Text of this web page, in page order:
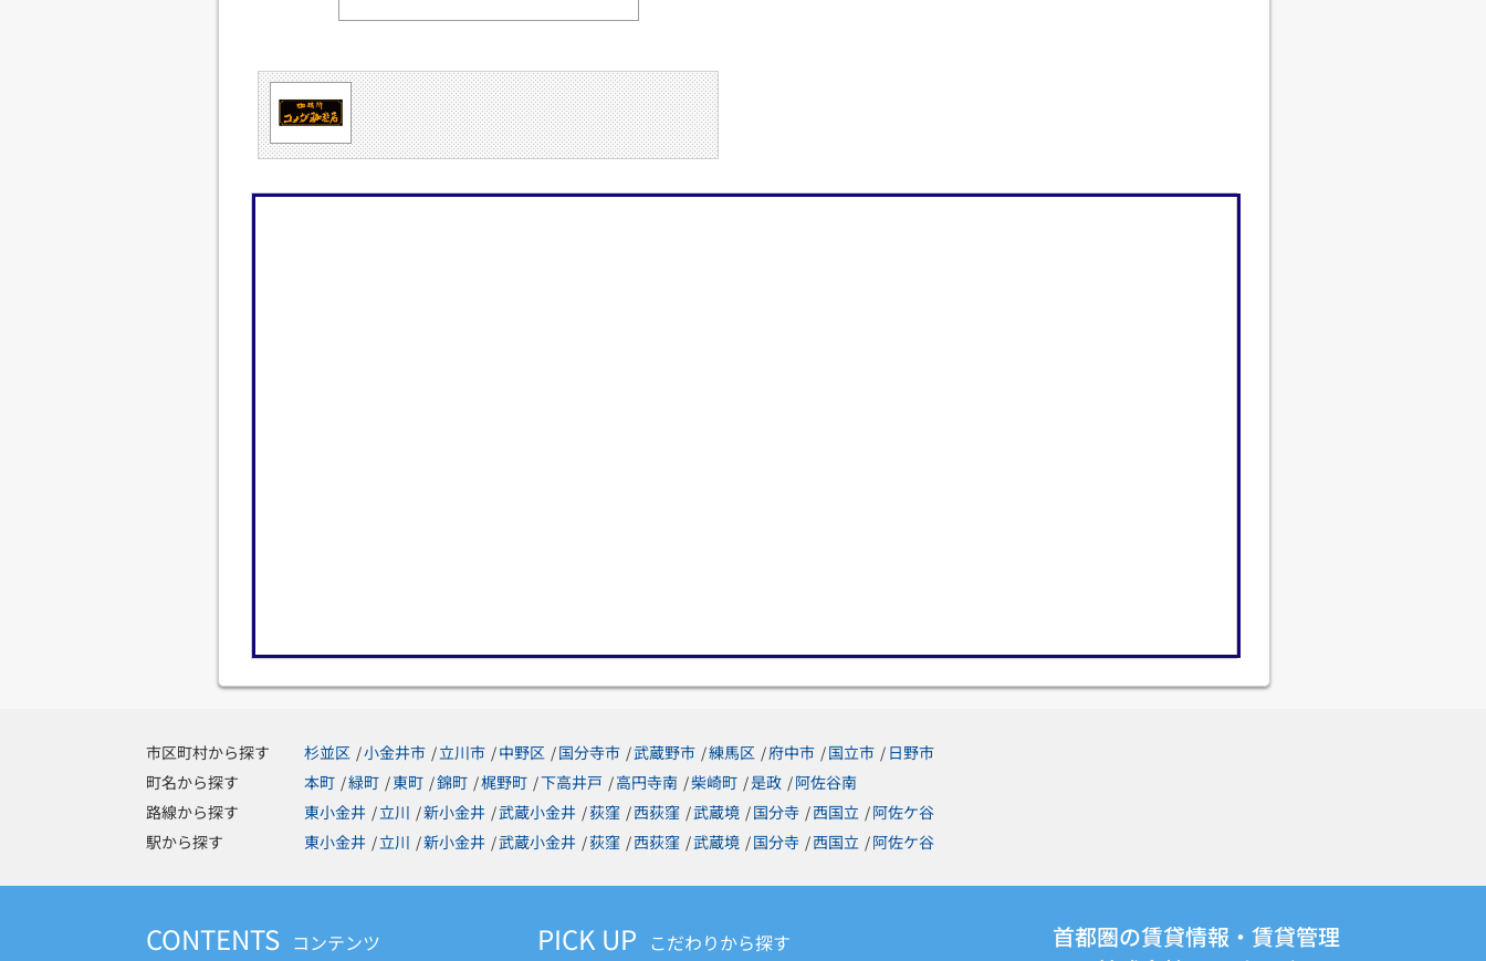
市区町村から探す 杉並区 /小金井市 /立川市 /中野区 /国分寺市 /武蔵野市 /練馬区 /府中市 /国立市 / 日野市
町名から探す
本町 /緑町 /東町 /錦町 /梶野町 /下高井戸 /高円寺南 /柴崎町 /是政 /阿佐谷南
路線から探す
東小金井 /立川 /新小金井 /武蔵小金井 /荻窪 /西荻窪 /武蔵境 /国分寺 /西国立 /阿佐ケ谷
駅から探す
東小金井 /立川 /新小金井 /武蔵小金井 /荻窪 /西荻窪 /武蔵境 /国分寺 /西国立 /阿佐ケ谷
CONTENTS コンテンツ PICK UP こだわりから探す
首都圏の賃貸情報・賃貸管理